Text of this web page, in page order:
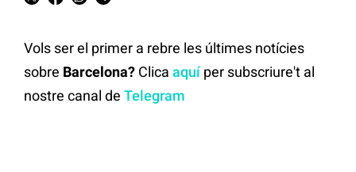
Vols ser el primer a rebre les últimes notícies
sobre Barcelona? Clica aquíper subscriure't al
nostre canal de Telegram